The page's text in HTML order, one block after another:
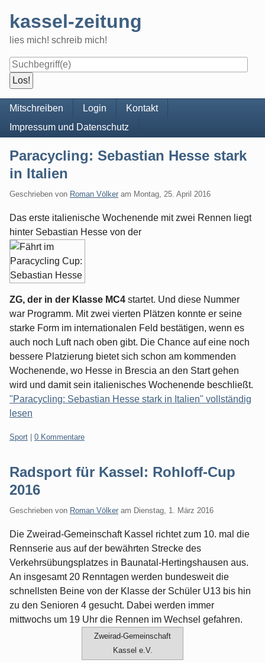
content
kassel-zeitung
lies mich! schreib mich!
Navigation
Mitschreiben Login
Kontakt
Impressum und Datenschutz
Paracycling: Sebastian Hesse stark
in Italien
Geschrieben von Roman Völker am Montag, 25. April 2016
Das erste italienische Wochenende mit zwei Rennen liegt
hinter Sebastian Hesse von der
ZG, der in der Klasse MC4 startet. Und diese Nummer
war Programm. Mit zwei vierten Plätzen konnte er seine
starke Form im internationalen Feld bestätigen, wenn es
auch noch Luft nach oben gibt. Die Chance auf eine noch
bessere Platzierung bietet sich schon am kommenden
Wochenende, wo Hesse in Brescia an den Start gehen
wird und damit sein italienisches Wochenende beschließt.
"Paracycling: Sebastian Hesse stark in Italien" vollständig
lesen
Kategorien:
Sport 0 Kommentare
Radsport für Kassel: Rohloff-Cup
2016
Geschrieben von Roman Völker am Dienstag, 1. März 2016
Die Zweirad-Gemeinschaft Kassel richtet zum 10. mal die
Rennserie aus auf der bewährten Strecke des
Verkehrsübungsplatzes in Baunatal-Hertingshausen aus.
An insgesamt 20 Renntagen werden bundesweit die
schnellsten Beine von der Klasse der Schüler U13 bis hin
zu den Senioren 4 gesucht. Dabei werden immer
mittwochs um 19 Uhr die Rennen im Wechsel gefahren.
Zweirad-Gemeinschaft
Kassel e.V.